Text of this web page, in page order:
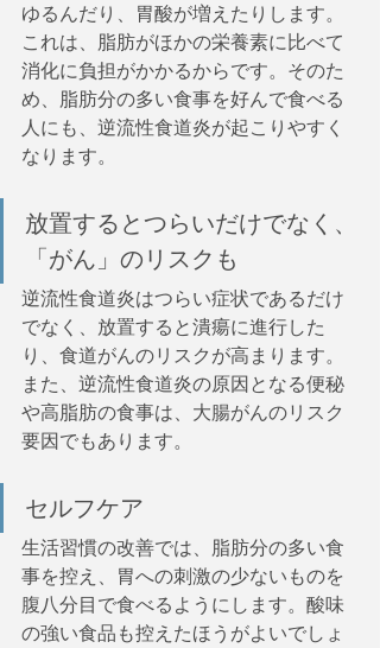
ゆるんだり、胃酸が増えたりします。
これは、脂肪がほかの栄養素に比べて
消化に負担がかかるからです。そのた
め、脂肪分の多い食事を好んで食べる
人にも、逆流性食道炎が起こりやすく
なります。
放置するとつらいだけでなく、
「がん」のリスクも
逆流性食道炎はつらい症状であるだけ
でなく、放置すると潰瘍に進行した
り、食道がんのリスクが高まります。
また、逆流性食道炎の原因となる便秘
や高脂肪の食事は、大腸がんのリスク
要因でもあります。
セルフケア
生活習慣の改善では、脂肪分の多い食
事を控え、胃への刺激の少ないものを
腹八分目で食べるようにします。酸味
の強い食品も控えたほうがよいでしょ